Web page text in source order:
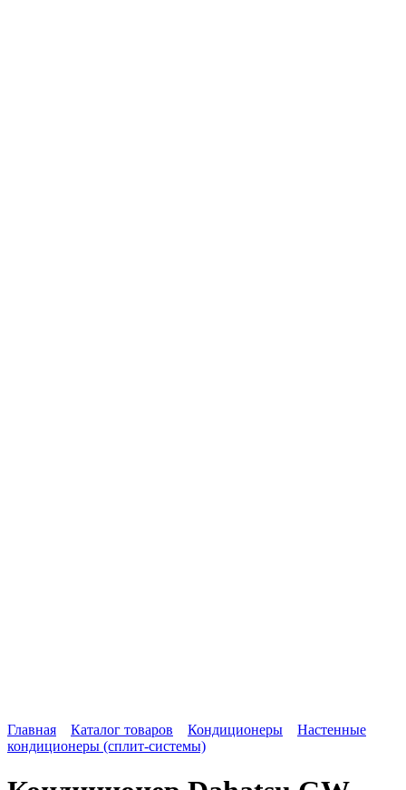
Главная Каталог товаров Кондиционеры
Настенные
кондиционеры (сплит-системы)